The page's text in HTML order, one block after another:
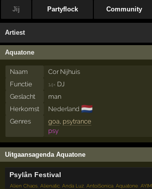
Jij Partyflock Community
Artiest
Aquatone
Naam
Cor Nijhuis
Functie
14× DJ
Geslacht
man
Herkomst
Nederland 🇳🇱
Genres goa psytrance
psy
Uitgaansagenda Aquatone
Psylân Festival
Alien Chaos ,Alienatic ,Anda Luz ,AntoiSonica ,Aquatone ,AYIM